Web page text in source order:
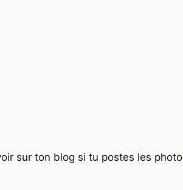
sur ton blog si tu postes les photo